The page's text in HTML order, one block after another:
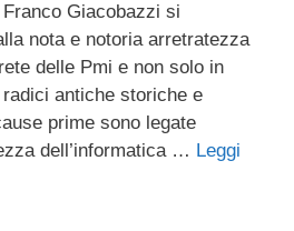
Giacobazzi si
nota e notoria arretratezza
delle Pmi e non solo in
antiche storiche e
prime sono legate
dell’informatica … Leggi